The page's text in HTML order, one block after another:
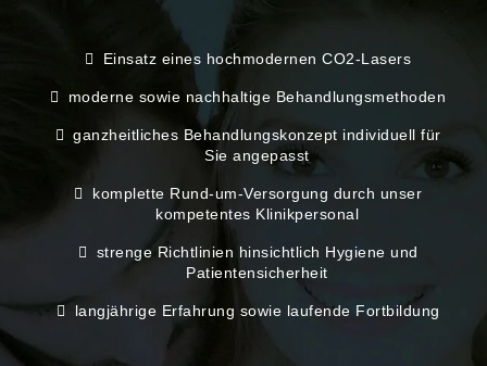
Einsatz eines hochmodernen CO2-Lasers
moderne sowie nachhaltige Behandlungsmethoden
ganzheitliches Behandlungskonzept individuell für
Sie angepasst
komplette Rund-um-Versorgung durch unser
kompetentes Klinikpersonal
strenge Richtlinien hinsichtlich Hygiene und
Patientensicherheit
langjährige Erfahrung sowie laufende Fortbildung